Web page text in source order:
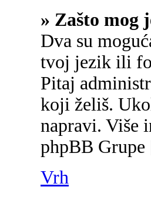
» Zašto mog
Dva su
tvoj jezik ili
Pitaj
koji želiš.
napravi. Više
phpBB
Vrh